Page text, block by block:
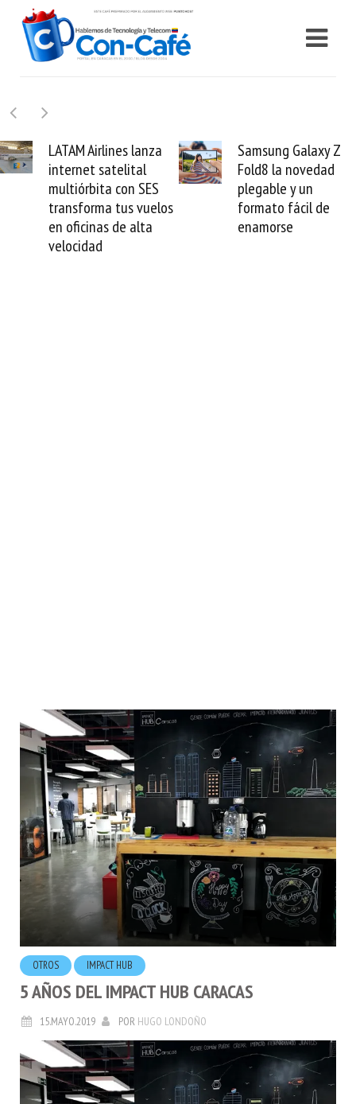
Samsung Galaxy Z
Fold8 la novedad
plegable y un
formato fácil de
enamorse
Cashea levanta 100
millones de dólares y
valida el crédito del
venezolano ante el
mundo
OTROS IMPACT HUB
5 AÑOS DEL IMPACT HUB CARACAS
15.MAYO.2019 PORHUGO LONDOÑO